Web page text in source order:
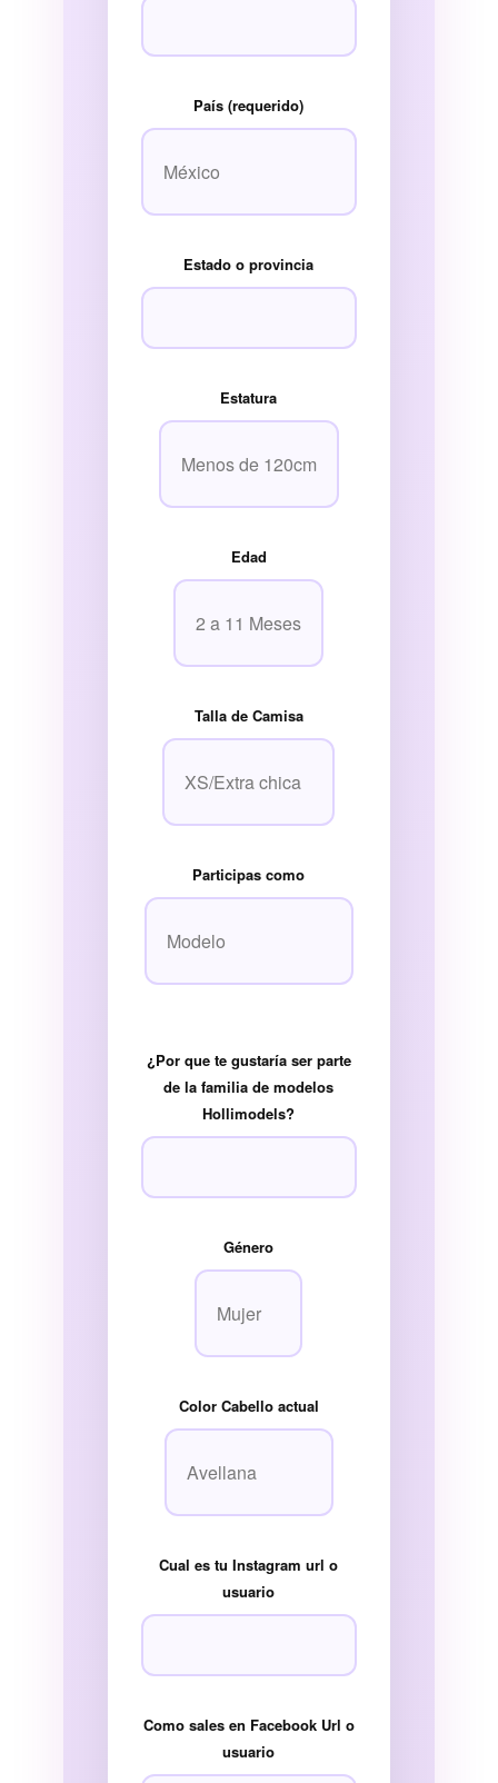
País (requerido)
Estado o provincia
Estatura
Edad
Talla de Camisa
Participas como
¿Por que te gustaría ser parte
de la familia de modelos
Hollimodels?
Género
Color Cabello actual
Cual es tu Instagram url o
usuario
Como sales en Facebook Url o
usuario